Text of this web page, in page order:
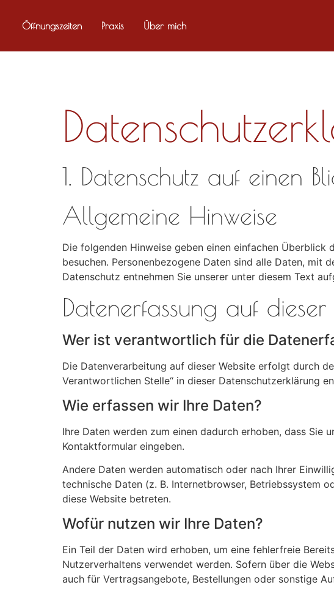
Öffnungszeiten Praxis Über mich
1. Datenschutz auf einen
Allgemeine Hinweise
Die folgenden Hinweise geben einen einfachen Überblick
besuchen. Personenbezogene Daten sind alle Daten, mit
Datenschutz entnehmen Sie unserer unter diesem Text
Datenerfassung auf
Wer ist verantwortlich für die
Die Datenverarbeitung auf dieser Website erfolgt durch
Verantwortlichen Stelle“ in dieser Datenschutzerklärung
Wie erfassen wir Ihre Daten?
Ihre Daten werden zum einen dadurch erhoben, dass Sie
Kontaktformular eingeben.
Andere Daten werden automatisch oder nach Ihrer
technische Daten (z. B. Internetbrowser, Betriebssystem
diese Website betreten.
Wofür nutzen wir Ihre Daten?
Ein Teil der Daten wird erhoben, um eine fehlerfreie
Nutzerverhaltens verwendet werden. Sofern über die
auch für Vertragsangebote, Bestellungen oder sonstige